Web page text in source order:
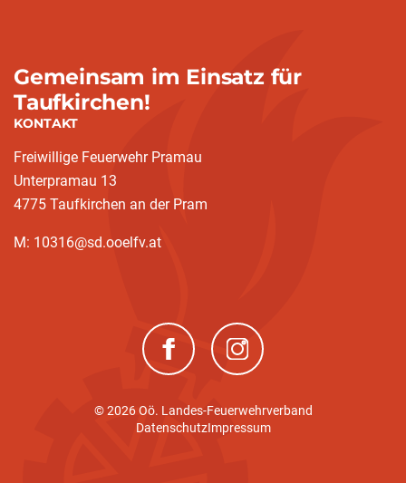
Gemeinsam im Einsatz für
Taufkirchen!
KONTAKT
Freiwillige Feuerwehr Pramau
Unterpramau 13
4775 Taufkirchen an der Pram
M: 10316@sd.ooelfv.at
(neues Fenster)(neues Fenster)
© 2026 Oö. Landes-Feuerwehrverband
DatenschutzImpressum